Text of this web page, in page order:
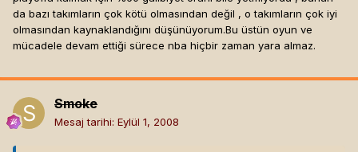
da bazı takımların çok kötü olmasından değil , o takımların çok iyi
olmasından kaynaklandığını düşünüyorum.Bu üstün oyun ve
mücadele devam ettiği sürece nba hiçbir zaman yara almaz.
Smoke
Mesaj tarihi: Eylül 1, 2008